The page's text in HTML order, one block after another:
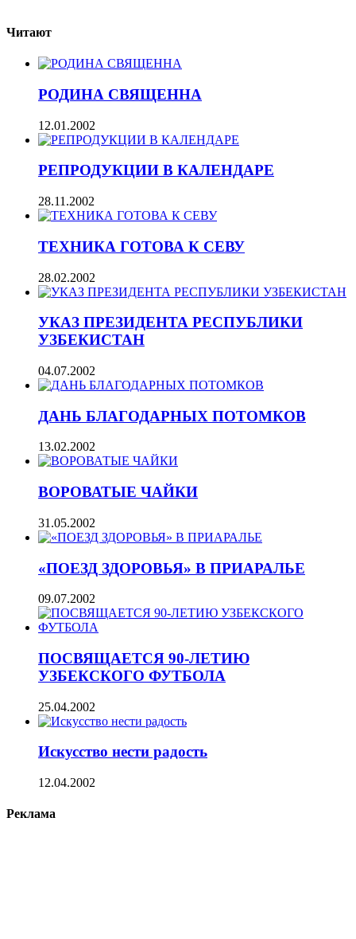
Читают
РОДИНА СВЯЩЕННА
12.01.2002
РЕПРОДУКЦИИ В КАЛЕНДАРЕ
28.11.2002
ТЕХНИКА ГОТОВА К СЕВУ
28.02.2002
УКАЗ ПРЕЗИДЕНТА РЕСПУБЛИКИ
УЗБЕКИСТАН
04.07.2002
ДАНЬ БЛАГОДАРНЫХ ПОТОМКОВ
13.02.2002
ВОРОВАТЫЕ ЧАЙКИ
31.05.2002
«ПОЕЗД ЗДОРОВЬЯ» В ПРИАРАЛЬЕ
09.07.2002
ПОСВЯЩАЕТСЯ 90-ЛЕТИЮ
УЗБЕКСКОГО ФУТБОЛА
25.04.2002
Искусство нести радость
12.04.2002
Реклама